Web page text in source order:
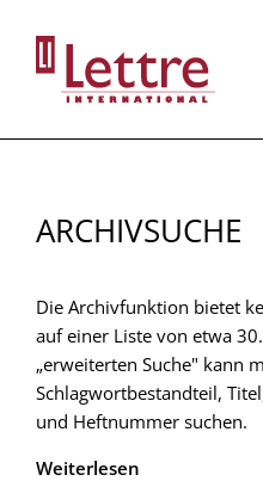
Inhalt
ARCHIVSUCHE
Die Archivfunktion bietet
auf einer Liste von etwa
„erweiterten Suche" kann
Schlagwortbestandteil,
und Heftnummer suchen.
Weiterlesen